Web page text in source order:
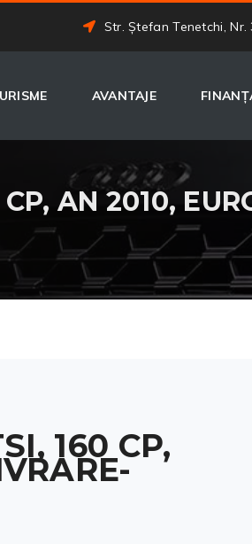
Str. Ștefan Tenetchi, Nr.
AVANTAJE
AN 2010,
160 CP,